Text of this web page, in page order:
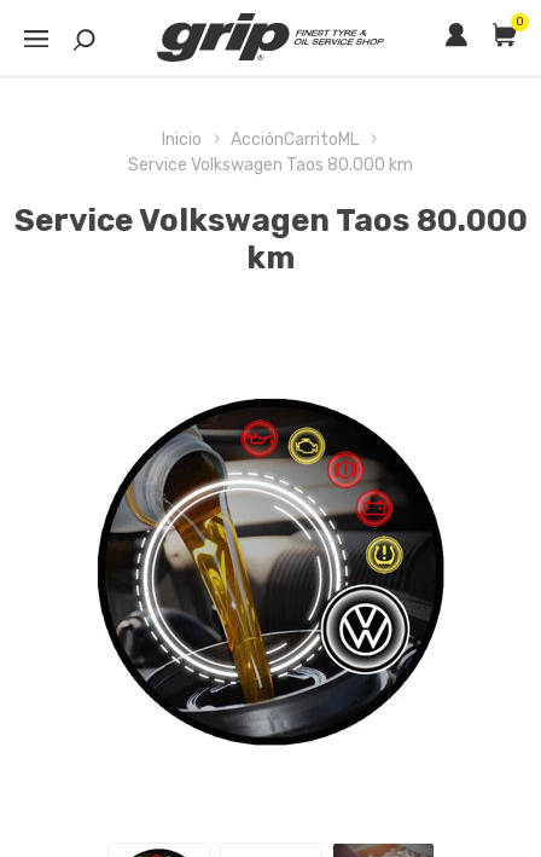
0
Inicio
AcciónCarritoML
Service Volkswagen Taos 80.000 km
Service Volkswagen Taos 80.000
km